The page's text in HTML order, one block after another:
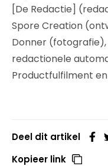
[De Redactie]
Spore Creation
Donner (fotografie),
redactionele
Productfulfilment en
Deel dit artikel
Kopieer link